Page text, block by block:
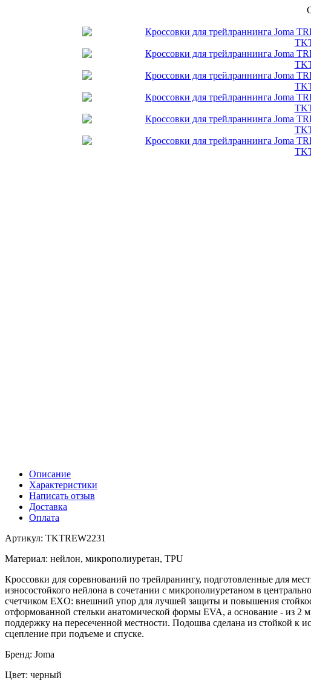
Описание
Характеристики
Написать отзыв
Доставка
Оплата
Артикул: TKTREW2231
Материал: нейлон, микрополиуретан, TPU
Кроссовки для соревнований по трейлранингу, подготовленные для
износостойкого нейлона в сочетании с микрополиуретаном в
счетчиком EXO: внешний упор для лучшей защиты и повышения
отформованной стельки анатомической формы EVA, а основание - из 2
поддержку на пересеченной местности. Подошва сделана из стойкой к
сцепление при подъеме и спуске.
Бренд: Joma
Цвет: черный